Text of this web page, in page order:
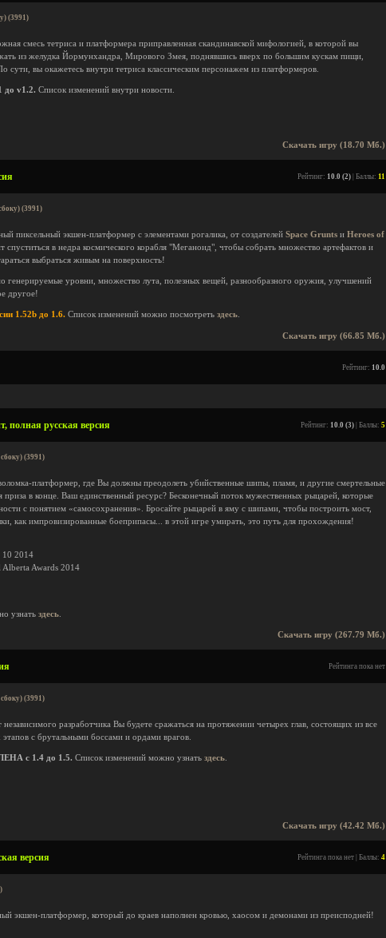
(3991)
смесь тетриса и платформера приправленная скандинавской мифологией, в которой вы
из желудка Йормунхандра, Мирового Змея, поднявшись вверх по большим кускам пищи,
сути, вы окажетесь внутри тетриса классическим персонажем из платформеров.
до v1.2. Список изменений внутри новости.
Скачать игру (18.70 Мб.)
Рейтинг: 10.0 (2) | Баллы: 11
(3991)
пиксельный экшен-платформер с элементами рогалика, от создателей Space Grunts и Heroes of
спуститься в недра космического корабля "Меганоид", чтобы собрать множество артефактов и
выбраться живым на поверхность!
генерируемые уровни, множество лута, полезных вещей, разнообразного оружия, улучшений
другое!
1.52b до 1.6. Список изменений можно посмотреть здесь
Скачать игру (66.85 Мб.)
Рейтинг: 10.0
полная русская версия Рейтинг: 10.0 (3) | Баллы: 5
(3991)
платформер, где Вы должны преодолеть убийственные шипы, пламя, и другие смертельные
приза в конце. Ваш единственный ресурс? Бесконечный поток мужественных рыцарей, которые
с понятием «самосохранения». Бросайте рыцарей в яму с шипами, чтобы построить мост,
как импровизированные боеприпасы... в этой игре умирать, это путь для прохождения!
10 2014
Awards 2014
узнать здесь
Скачать игру (267.79 Мб.)
Рейтинга пока нет
(3991)
разработчика Вы будете сражаться на протяжении четырех глав, состоящих из все
с брутальными боссами и ордами врагов.
с 1.4 до 1.5. Список изменений можно узнать здесь
Скачать игру (42.42 Мб.)
версия Рейтинга пока нет | Баллы: 4
экшен-платформер, который до краев наполнен кровью, хаосом и демонами из преисподней!